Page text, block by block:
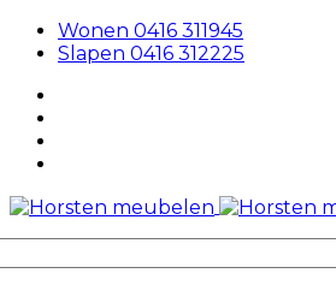
Wonen 0416 311945
Slapen 0416 312225